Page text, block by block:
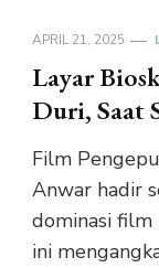
APRIL 21, 2025
Layar
Duri, Saat
Film
Anwar hadir
dominasi
ini